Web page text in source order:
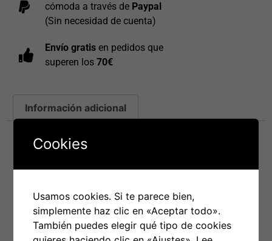
cómoda a través de Paypal
(Sin necesidad de cuenta)
Envío gratis en pedidos que
superen los 70€
Información adicional
Información adicional
Cookies
Usamos cookies. Si te parece bien,
simplemente haz clic en «Aceptar todo».
También puedes elegir qué tipo de cookies